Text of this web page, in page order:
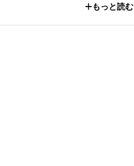
もっと読む